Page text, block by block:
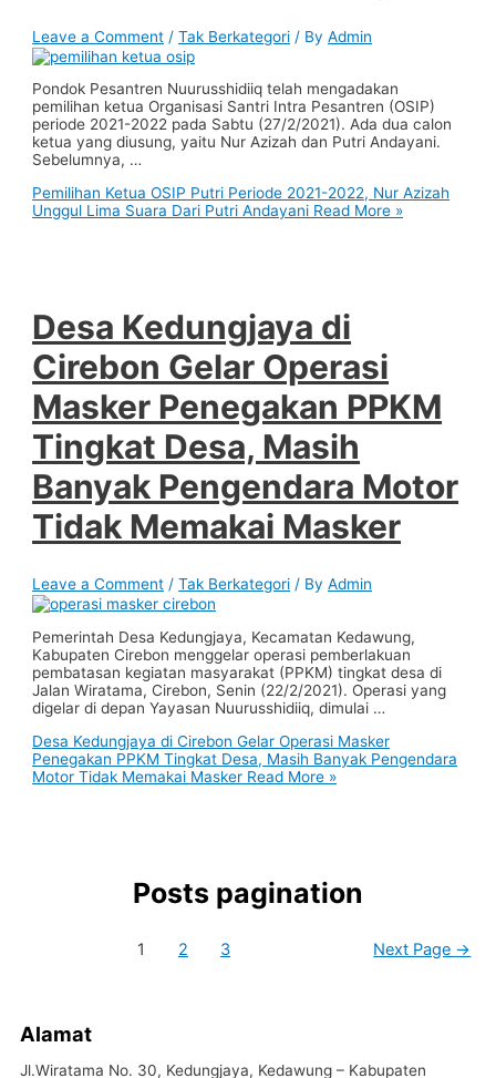
Leave a Comment /Tak Berkategori / ByAdmin
Pondok Pesantren Nuurusshidiiq telah mengadakan
pemilihan ketua Organisasi Santri Intra Pesantren (OSIP)
periode 2021-2022 pada Sabtu (27/2/2021). Ada dua calon
ketua yang diusung, yaitu Nur Azizah dan Putri Andayani.
Sebelumnya, …
Pemilihan Ketua OSIP Putri Periode 2021-2022, Nur Azizah
Unggul Lima Suara Dari Putri Andayani Read More »
Desa Kedungjaya di
Cirebon Gelar Operasi
Masker Penegakan PPKM
Tingkat Desa, Masih
Banyak Pengendara Motor
Tidak Memakai Masker
Leave a Comment /Tak Berkategori / ByAdmin
Pemerintah Desa Kedungjaya, Kecamatan Kedawung,
Kabupaten Cirebon menggelar operasi pemberlakuan
pembatasan kegiatan masyarakat (PPKM) tingkat desa di
Jalan Wiratama, Cirebon, Senin (22/2/2021). Operasi yang
digelar di depan Yayasan Nuurusshidiiq, dimulai …
Desa Kedungjaya di Cirebon Gelar Operasi Masker
Penegakan PPKM Tingkat Desa, Masih Banyak Pengendara
Motor Tidak Memakai Masker Read More »
Posts pagination
1 2 3 Next Page →
Alamat
Jl.Wiratama No. 30, Kedungjaya, Kedawung – Kabupaten